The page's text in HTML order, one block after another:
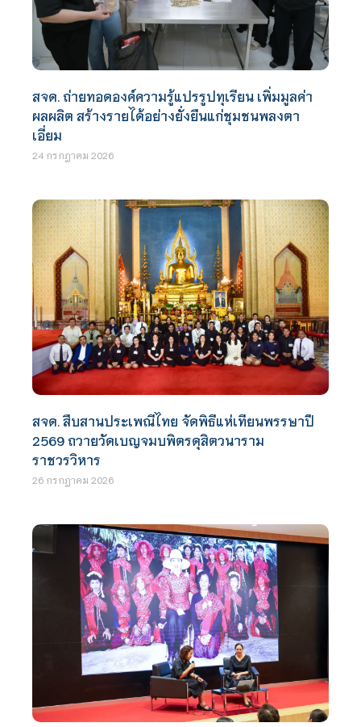
สจด. ถ่ายทอดองค์ความรู้แปรรูปทุเรียน เพิ่มมูลค่า
ผลผลิต สร้างรายได้อย่างยั่งยืนแก่ชุมชนพลงตา
เอี่ยม
24 กรกฎาคม 2026
สจด. สืบสานประเพณีไทย จัดพิธีแห่เทียนพรรษาปี
2569 ถวายวัดเบญจมบพิตรดุสิตวนาราม
ราชวรวิหาร
26 กรกฎาคม 2026